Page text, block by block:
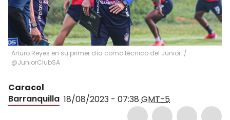
Arturo Reyes en su primer día como técnico del Junior. /
@JuniorClubSA
Caracol
Barranquilla 18/08/2023 - 07:38 GMT-5